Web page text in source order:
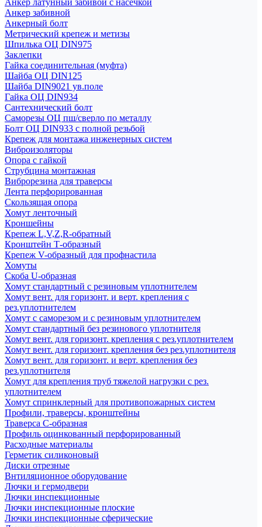
Анкер латунный забивой с насечкой
Анкер забивной
Анкерный болт
Метрический крепеж и метизы
Шпилька ОЦ DIN975
Заклепки
Гайка соединительная (муфта)
Шайба ОЦ DIN125
Шайба DIN9021 ув.поле
Гайка ОЦ DIN934
Сантехнический болт
Саморезы ОЦ пш/сверло по металлу
Болт ОЦ DIN933 с полной резьбой
Крепеж для монтажа инженерных систем
Виброизоляторы
Опора с гайкой
Струбцина монтажная
Виброрезина для траверсы
Лента перфорированная
Скользящая опора
Хомут ленточный
Кроншейны
Крепеж L,V,Z,R-обратный
Кронштейн Т-образный
Крепеж V-образный для профнастила
Хомуты
Скоба U-образная
Хомут стандартный с резиновым уплотнителем
Хомут вент. для горизонт. и верт. крепления с
рез.уплотнителем
Хомут с саморезом и с резиновым уплотнителем
Хомут стандартный без резинового уплотнителя
Хомут вент. для горизонт. крепления с рез.уплотнителем
Хомут вент. для горизонт. крепления без рез.уплотнителя
Хомут вент. для горизонт. и верт. крепления без
рез.уплотнителя
Хомут для крепления труб тяжелой нагрузки с рез.
уплотнителем
Хомут спринклерный для противопожарных систем
Профили, траверсы, кронштейны
Траверса С-образная
Профиль оцинкованный перфорированный
Расходные материалы
Герметик силиконовый
Диски отрезные
Внтиляционное оборудование
Лючки и гермодвери
Лючки инспекционные
Лючки инспекционные плоские
Лючки инспекционные сферические